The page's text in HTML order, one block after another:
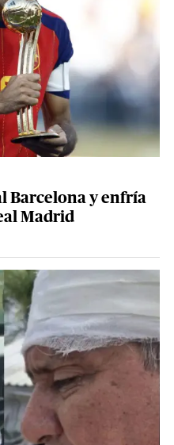
Barcelona y enfría
Madrid